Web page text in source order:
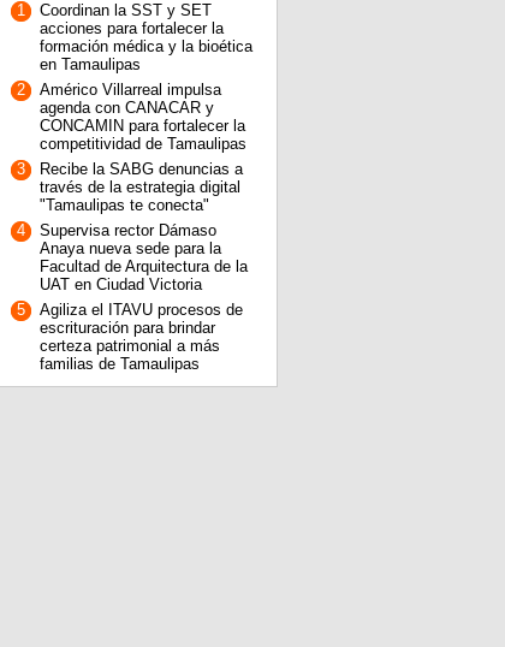
1
Coordinan la SST y SET
acciones para fortalecer la
formación médica y la bioética
en Tamaulipas
2
Américo Villarreal impulsa
agenda con CANACAR y
CONCAMIN para fortalecer la
competitividad de Tamaulipas
3
Recibe la SABG denuncias a
través de la estrategia digital
"Tamaulipas te conecta"
4
Supervisa rector Dámaso
Anaya nueva sede para la
Facultad de Arquitectura de la
UAT en Ciudad Victoria
5
Agiliza el ITAVU procesos de
escrituración para brindar
certeza patrimonial a más
familias de Tamaulipas